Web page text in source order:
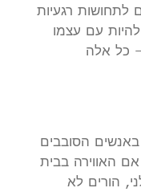
לתחושות רגעיות
עם עצמו
כל אלה
הסובבים
האווירה בבית
הורים לא